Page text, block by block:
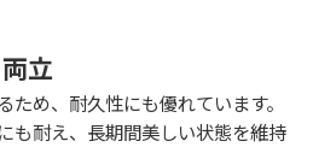
立
め、耐久性にも優れています。
も耐え、 長期間美しい状態を維持